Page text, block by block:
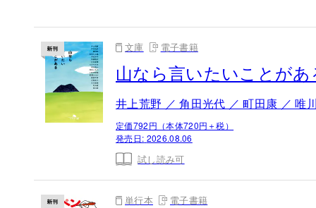
文庫 電子書籍
山なら言いたいことがあ
井上荒野 ／ 角田光代 ／ 町田康 ／ 唯
定価792円（本体720円＋税）
発売日: 2026.08.06
試し読み可
単行本 電子書籍